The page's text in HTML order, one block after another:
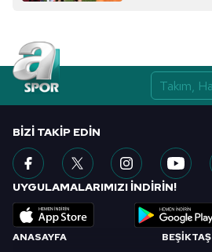
ANASAYFA
BEŞİKTAŞ
BIZI TAKIP EDIN
UYGULAMALARIMIZI İNDİRİN!